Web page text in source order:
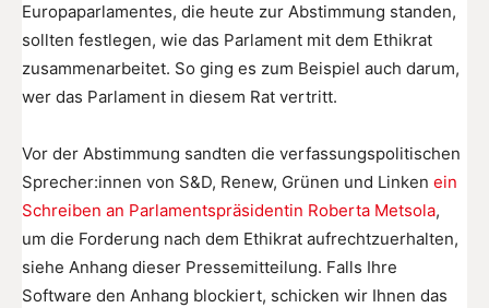
Europaparlamentes, die heute zur Abstimmung standen,
sollten festlegen, wie das Parlament mit dem Ethikrat
zusammenarbeitet. So ging es zum Beispiel auch darum,
wer das Parlament in diesem Rat vertritt.
Vor der Abstimmung sandten die verfassungspolitischen
Sprecher:innen von S&D, Renew, Grünen und Linken ein
Schreiben an Parlamentspräsidentin Roberta Metsola,
um die Forderung nach dem Ethikrat aufrechtzuerhalten,
siehe Anhang dieser Pressemitteilung. Falls Ihre
Software den Anhang blockiert, schicken wir Ihnen das